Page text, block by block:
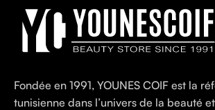
Fondée en 1991, YOUNES COIF est la
tunisienne dans l’univers de la beauté